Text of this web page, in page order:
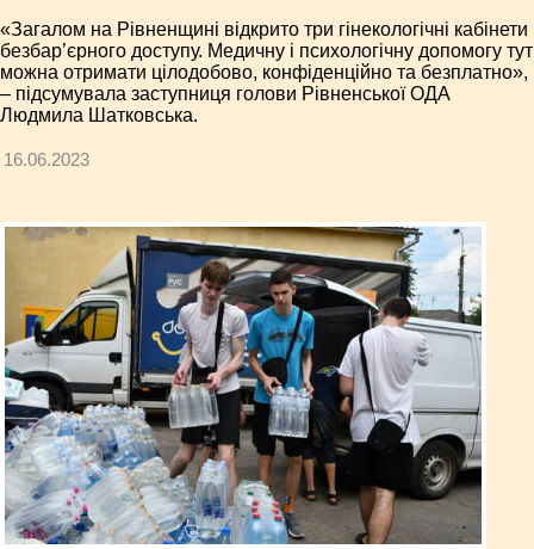
«Загалом на Рівненщині відкрито три гінекологічні кабінети
безбар’єрного доступу. Медичну і психологічну допомогу тут
можна отримати цілодобово, конфіденційно та безплатно»,
– підсумувала заступниця голови Рівненської ОДА
Людмила Шатковська.
16.06.2023